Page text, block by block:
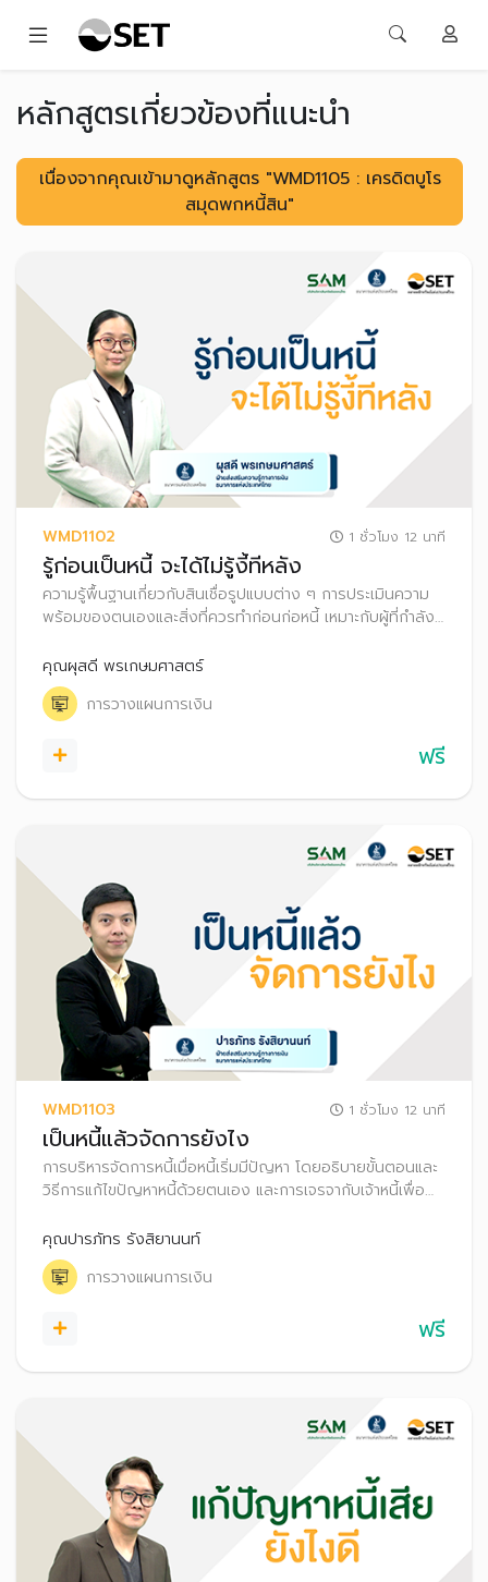
หลักสูตรเกี่ยวข้องที่แนะนำ
เนื่องจากคุณเข้ามาดูหลักสูตร "WMD1105 : เครดิตบูโร
สมุดพกหนี้สิน"
WMD1102 1 ชั่วโมง 12 นาที
รู้ก่อนเป็นหนี้ จะได้ไม่รู้งี้ทีหลัง
ความรู้พื้นฐานเกี่ยวกับสินเชื่อรูปแบบต่าง ๆ การประเมินความ
พร้อมของตนเองและสิ่งที่ควรทำก่อนก่อหนี้ เหมาะกับผู้ที่กำลัง
คุณผุสดี พรเกษมศาสตร์
การวางแผนการเงิน
ฟรี
WMD1103 1 ชั่วโมง 12 นาที
เป็นหนี้แล้วจัดการยังไง
การบริหารจัดการหนี้เมื่อหนี้เริ่มมีปัญหา โดยอธิบายขั้นตอนและ
วิธีการแก้ไขปัญหาหนี้ด้วยตนเอง และการเจรจากับเจ้าหนี้เพื่อ
พอกพูนกังวลว่าจะมีปัญหาในอนาคต
คุณปารภัทร รังสิยานนท์
การวางแผนการเงิน
ฟรี